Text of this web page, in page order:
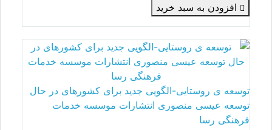
افزودن به سبد خرید
توسعه ی روستایی-الگویی جدید برای کشورهای در حال
توسعه عیسی منصوری انتشارات موسسه خدمات
فرهنگی رسا